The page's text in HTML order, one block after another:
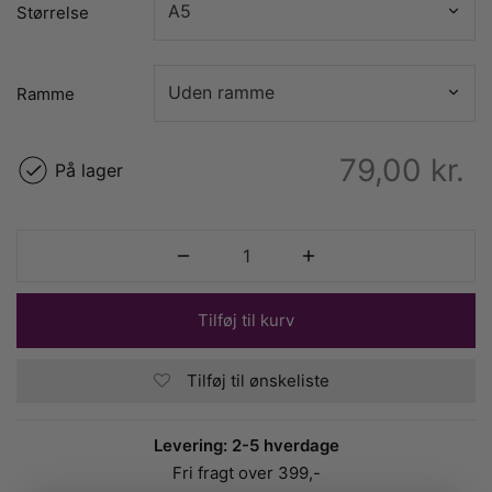
Størrelse
Ramme
79,00 kr.
På lager
Tilføj til kurv
Tilføj til ønskeliste
Levering: 2-5 hverdage
Fri fragt over 399,-